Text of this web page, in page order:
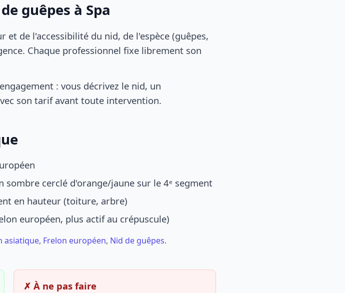
guêpes à Spa
de l'accessibilité du nid, de l'espèce (guêpes,
Chaque professionnel fixe librement son
: vous décrivez le nid, un
son tarif avant toute intervention.
sombre cerclé d'orange/jaune sur le 4ᵉ segment
en hauteur (toiture, arbre)
européen, plus actif au crépuscule)
asiatique, Frelon européen, Nid de guêpes.
✗ À ne pas faire